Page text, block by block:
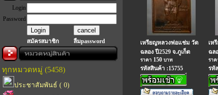
Login
Password
สมัครสมาชิก ลืมpassword
ทุกหมวดหมู่ (5458)
ประชาสัมพันธ์ ( 0)
เหรียญหลวงพ่อแช่ม วัด
ฉลอง ปี2529 จ.ภูเก็ต
ราคา 150 บาท
รหัสสินค้า :15755
เห
ฉล
รา
รหั